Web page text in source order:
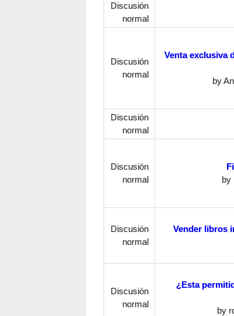
Discusión
normal
Discusión
normal
Venta exclusiva
by
Discusión
normal
Discusión
normal
by
Discusión
normal
Vender libros
Discusión
normal
¿Esta
by